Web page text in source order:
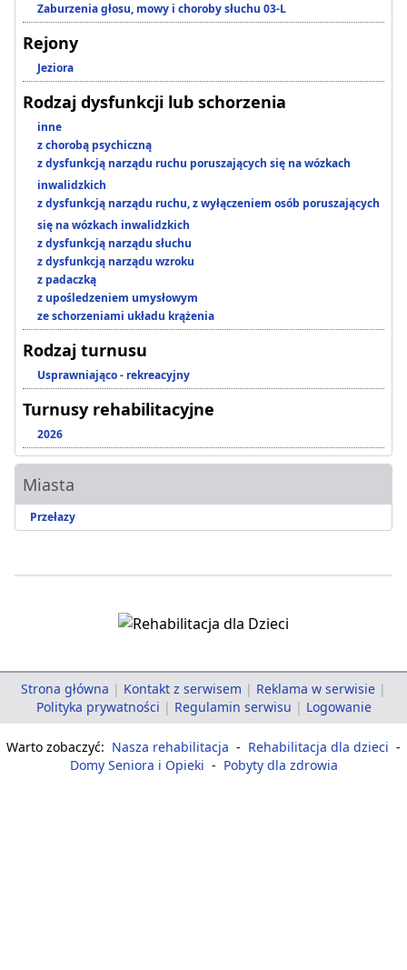
Zaburzenia głosu, mowy i choroby słuchu 03-L
Rejony
Jeziora
Rodzaj dysfunkcji lub schorzenia
inne
z chorobą psychiczną
z dysfunkcją narządu ruchu poruszających się na wózkach
inwalidzkich
z dysfunkcją narządu ruchu, z wyłączeniem osób poruszających
się na wózkach inwalidzkich
z dysfunkcją narządu słuchu
z dysfunkcją narządu wzroku
z padaczką
z upośledzeniem umysłowym
ze schorzeniami układu krążenia
Rodzaj turnusu
Usprawniająco - rekreacyjny
Turnusy rehabilitacyjne
2026
Miasta
Przełazy
Strona główna | Kontakt z serwisem | Reklama w serwisie |
Polityka prywatności | Regulamin serwisu | Logowanie
Warto zobaczyć: Nasza rehabilitacja - Rehabilitacja dla dzieci -
Domy Seniora i Opieki - Pobyty dla zdrowia